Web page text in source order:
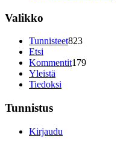
Valikko
Tunnisteet823
Etsi
Kommentit179
Yleistä
Tiedoksi
Tunnistus
Kirjaudu